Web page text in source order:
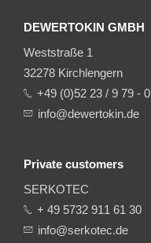
DEWERTOKIN GMBH
Weststraße 1
32278 Kirchlengern
+49 (0)52 23 / 9 79 - 0
info@dewertokin.de
Private customers
SERKOTEC
+ 49 5732 911 61 30
info@serkotec.de